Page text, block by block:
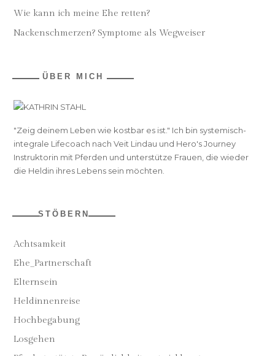
Wie kann ich meine Ehe retten?
Nackenschmerzen? Symptome als Wegweiser
ÜBER MICH
"Zeig deinem Leben wie kostbar es ist." Ich bin systemisch-
integrale Lifecoach nach Veit Lindau und Hero's Journey
Instruktorin mit Pferden und unterstütze Frauen, die wieder
die Heldin ihres Lebens sein möchten.
STÖBERN
Achtsamkeit
Ehe_Partnerschaft
Elternsein
Heldinnenreise
Hochbegabung
Losgehen